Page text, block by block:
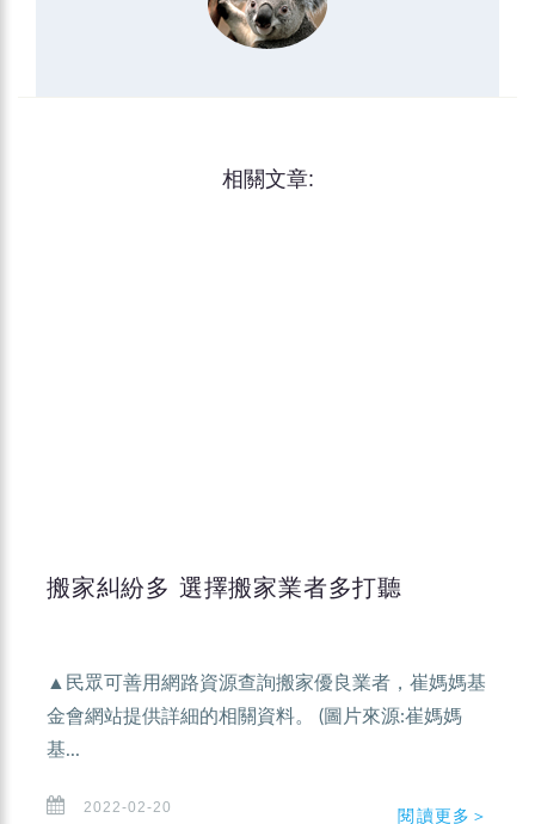
相關文章:
搬家糾紛多 選擇搬家業者多打聽
▲民眾可善用網路資源查詢搬家優良業者，崔媽媽基
金會網站提供詳細的相關資料。 (圖片來源:崔媽媽
基...
2022-02-20 閱讀更多＞